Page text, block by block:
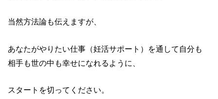
当然方法論も伝えますが、
あなたがやりたい仕事（妊活サポート）を通して自分も
相手も世の中も幸せになれるように、
スタートを切ってください。